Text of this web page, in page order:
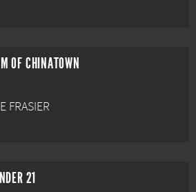
OF CHINATOWN
FRASIER
21